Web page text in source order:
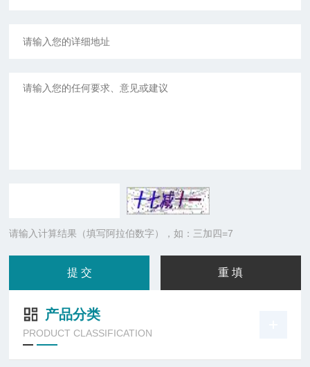
请输入计算结果（填写阿拉伯数字），如：三加四=7
产品分类
PRODUCT CLASSIFICATION